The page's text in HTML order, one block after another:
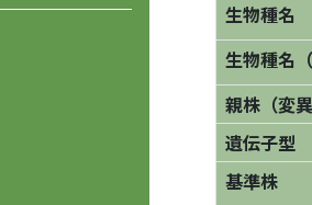
生物種名
生物種名
親株（変
遺伝子型
基準株